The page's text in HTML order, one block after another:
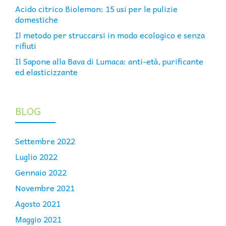
Acido citrico Biolemon: 15 usi per le pulizie
domestiche
Il metodo per struccarsi in modo ecologico e senza
rifiuti
Il Sapone alla Bava di Lumaca: anti-età, purificante
ed elasticizzante
BLOG
Settembre 2022
Luglio 2022
Gennaio 2022
Novembre 2021
Agosto 2021
Maggio 2021